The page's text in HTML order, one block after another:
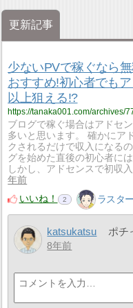
更新記事
少ないPVで稼ぐなら
おすすめ!初心者でも
以上狙える!?
https://tanaka001.com/archives/
ブログで稼ぐ場合はアドセ
多いと思います。 確かにア
クされるだけで収入になる
グを始めた直後の初心者に
しかし、アドセンスで初収
年前
いいね！
2 ラスター
katsukatsu ポチ
8年前